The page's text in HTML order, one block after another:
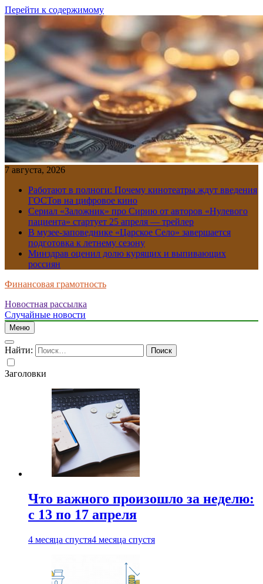
Перейти к содержимому
7 августа, 2026
Работают в полноги: Почему кинотеатры ждут введения
ГОСТов на цифровое кино
Сериал «Заложник» про Сирию от авторов «Нулевого
пациента» стартует 25 апреля — трейлер
В музее-заповеднике «Царское Село» завершается
подготовка к летнему сезону
Минздрав оценил долю курящих и выпивающих
россиян
Финансовая грамотность
Новостная рассылка
Случайные новости
Меню
Найти:
Заголовки
Что важного произошло за неделю:
с 13 по 17 апреля
4 месяца спустя4 месяца спустя